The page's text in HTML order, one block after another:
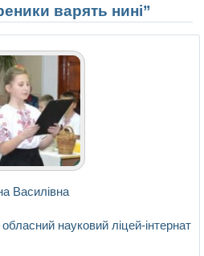
варять нині”
Василівна
науковий ліцей-інтернат